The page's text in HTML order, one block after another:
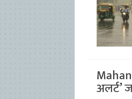
अलर्ट’